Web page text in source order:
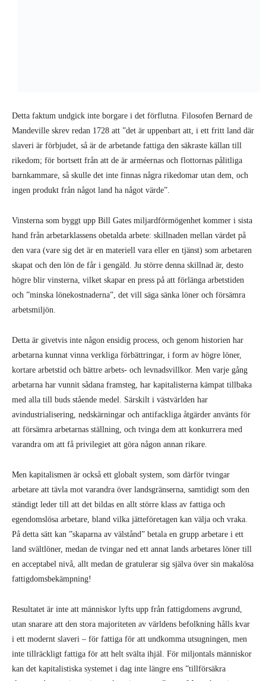
hand från arbetarklassens obetalda arbete: skillnaden mellan värdet på
den vara (vare sig det är en materiell vara eller en tjänst) som arbetaren
skapat och den lön de får i gengäld. Ju större denna skillnad är, desto
högre blir vinsterna, vilket skapar en press på att förlänga arbetstiden
och ”minska lönekostnaderna”, det vill säga sänka löner och försämra
arbetsmiljön.
Detta är givetvis inte någon ensidig process, och genom historien har
arbetarna kunnat vinna verkliga förbättringar, i form av högre löner,
kortare arbetstid och bättre arbets- och levnadsvillkor. Men varje gång
arbetarna har vunnit sådana framsteg, har kapitalisterna kämpat tillbaka
med alla till buds stående medel. Särskilt i västvärlden har
avindustrialisering, nedskärningar och antifackliga åtgärder använts för
att försämra arbetarnas ställning, och tvinga dem att konkurrera med
Men kapitalismen är också ett globalt system, som därför tvingar
arbetare att tävla mot varandra över landsgränserna, samtidigt som den
ständigt leder till att det bildas en allt större klass av fattiga och
egendomslösa arbetare, bland vilka jätteföretagen kan välja och vraka.
På detta sätt kan ”skaparna av välstånd” betala en grupp arbetare i ett
land svältlöner, medan de tvingar ned ett annat lands arbetares löner till
en acceptabel nivå, allt medan de gratulerar sig själva över sin makalösa
Resultatet är inte att människor lyfts upp från fattigdomens avgrund,
utan snarare att den stora majoriteten av världens befolkning hålls kvar
i ett modernt slaveri – för fattiga för att undkomma utsugningen, men
inte tillräckligt fattiga för att helt svälta ihjäl. För miljontals människor
kan det kapitalistiska systemet i dag inte längre ens ”tillförsäkra
slavarna deras existens inom slaveriets ramar”, som Marx skrev i
Kommunistiska manifestet
andra världskriget. Samtidigt stiger antalet självmord över hela världen:
en träffsäker recension av kapitalismens framsteg de senaste 30 åren.
Vart än den har spridit sig (vilket idag är över hela jorden), har
kapitalismen fört med sig en snabb ökning av både rikedom och misär.